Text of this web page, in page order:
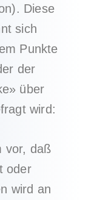
Diese
sich
Punkte
der
über
wird:
vor, daß
oder
wird an